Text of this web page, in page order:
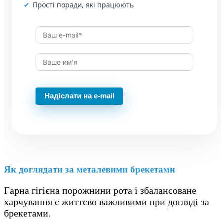
Прості поради, які працюють
Надіслати на e-mail
Як доглядати за металевими брекетами
Гарна гігієна порожнини рота і збалансоване
харчування є життєво важливими при догляді за
брекетами.